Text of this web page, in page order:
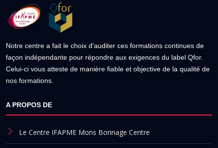
Notre centre a fait le choix d'auditer ces formations continues de
façon indépendante pour répondre aux exigences du label Qfor.
Celui-ci vous atteste de manière fiable et objective de la qualité de
nos formations.
A PROPOS DE
Le Centre IFAPME Mons Borinage Centre